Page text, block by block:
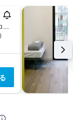
Carrer Perill, 26, バルセロナ, スペイン